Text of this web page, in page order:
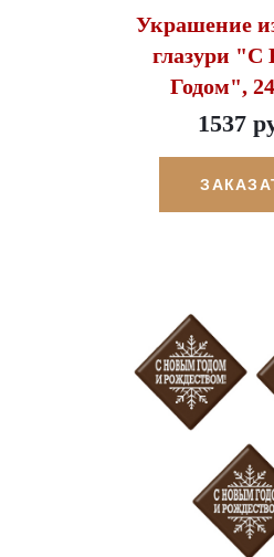
Украшение
глазури
Годом",
1537